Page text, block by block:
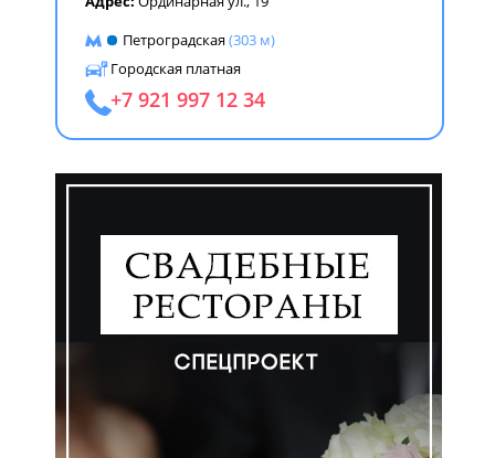
Петроградская(303 м)
Городская платная
+7 921 997 12 34